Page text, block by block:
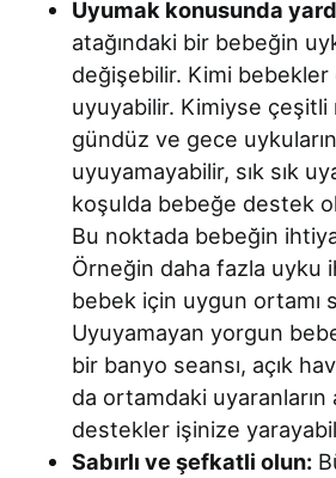
Uyumak konusunda
atağındaki bir bebeğin
değişebilir. Kimi bebekler
uyuyabilir. Kimiyse çeşitli
gündüz ve gece
uyuyamayabilir, sık sık
koşulda bebeğe destek
Bu noktada bebeğin
Örneğin daha fazla uyku
bebek için uygun ortamı
Uyuyamayan yorgun
bir banyo seansı, açık
da ortamdaki uyaranların
destekler işinize
Sabırlı ve şefkatli olun: